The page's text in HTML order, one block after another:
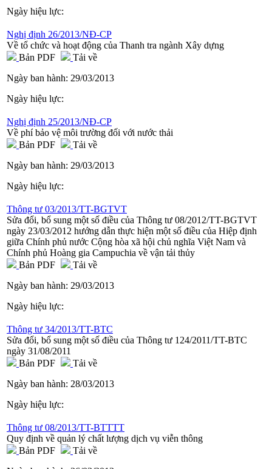
Ngày hiệu lực:
Nghị định 26/2013/NĐ-CP
Về tổ chức và hoạt động của Thanh tra ngành Xây dựng
Bản PDF
Tải về
Ngày ban hành: 29/03/2013
Ngày hiệu lực:
Nghị định 25/2013/NĐ-CP
Về phí bảo vệ môi trường đối với nước thải
Bản PDF
Tải về
Ngày ban hành: 29/03/2013
Ngày hiệu lực:
Thông tư 03/2013/TT-BGTVT
Sửa đổi, bổ sung một số điều của Thông tư 08/2012/TT-BGTVT
ngày 23/03/2012 hướng dẫn thực hiện một số điều của Hiệp định
giữa Chính phủ nước Cộng hòa xã hội chủ nghĩa Việt Nam và
Chính phủ Hoàng gia Campuchia về vận tải thủy
Bản PDF
Tải về
Ngày ban hành: 29/03/2013
Ngày hiệu lực:
Thông tư 34/2013/TT-BTC
Sửa đổi, bổ sung một số điều của Thông tư 124/2011/TT-BTC
ngày 31/08/2011
Bản PDF
Tải về
Ngày ban hành: 28/03/2013
Ngày hiệu lực:
Thông tư 08/2013/TT-BTTTT
Quy định về quản lý chất lượng dịch vụ viễn thông
Bản PDF
Tải về